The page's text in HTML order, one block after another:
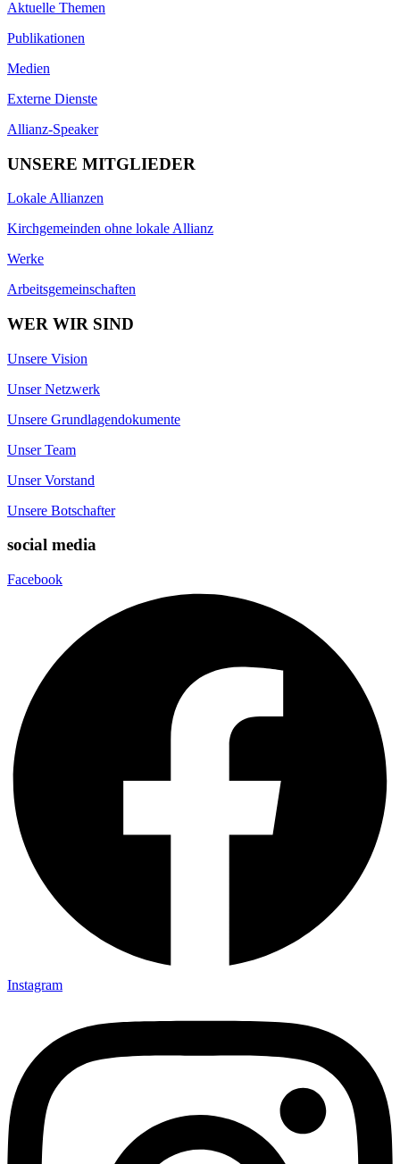
Aktuelle Themen
Publikationen
Medien
Externe Dienste
Allianz-Speaker
UNSERE MITGLIEDER
Lokale Allianzen
Kirchgemeinden ohne lokale Allianz
Werke
Arbeitsgemeinschaften
WER WIR SIND
Unsere Vision
Unser Netzwerk
Unsere Grundlagendokumente
Unser Team
Unser Vorstand
Unsere Botschafter
social media
Facebook
Instagram